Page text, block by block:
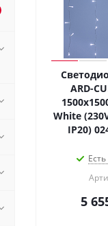
ARD-
White
IP20)
5